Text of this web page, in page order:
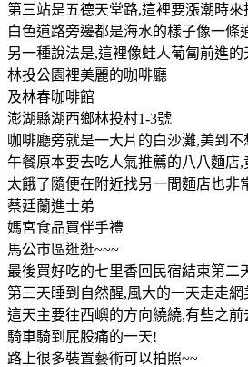
第三站是五德天堂路,這裡要漲潮時來
白色道路旁邊都是海水的樣子像一條
另一種說法是,這裡像蛙人葡匐前進的
林投公園裡美麗的咖啡廳
及林春咖啡館
澎湖縣湖西鄉林投村1-3號
咖啡廳旁就是一大片的白沙灘,美到不
午餐原本要去吃人氣推薦的八八麵店,
太餓了隨便在附近找另一間麵店也非
蔡廷蘭進士弟
媽宮食品買伴手禮
馬公市區逛逛~~~
最後買好吃的七里香回民宿結束第二
第三天睡到自然醒,風大的一天走走網
這天主要往西嶼的方向繞繞,有些之前
騎車騎到屁股痛的一天!
路上很多裝置藝術可以拍照~~